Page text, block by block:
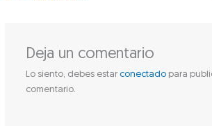
Deja un comentario
Lo siento, debes estar conectadopara
comentario.